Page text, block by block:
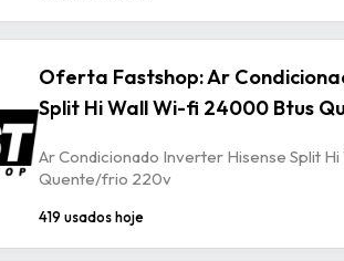
Oferta Fastshop: Ar
Split Hi Wall Wi-fi 24000 Btus
Ar Condicionado Inverter Hisense Split
Quente/frio 220v
419 usados hoje